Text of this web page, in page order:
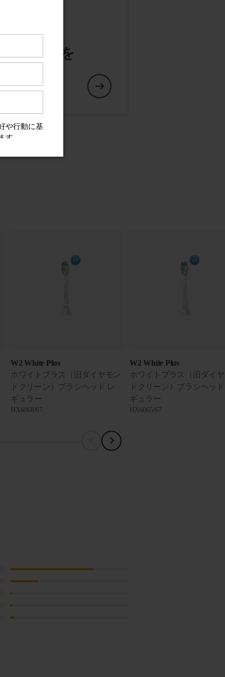
換部品を
W2 White Plus
ホワイトプラス（旧ダイヤモン
ドクリーン）ブラシヘッド レ
ギュラー
HX6068/67
W2 White Plus
ホワイトプラス（旧ダイ
ドクリーン）ブラシヘッ
ギュラー
HX6065/67